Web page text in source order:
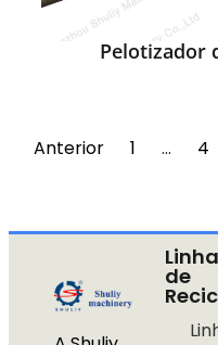
Pelotizador
Anterior 1 … 4
Linha
de